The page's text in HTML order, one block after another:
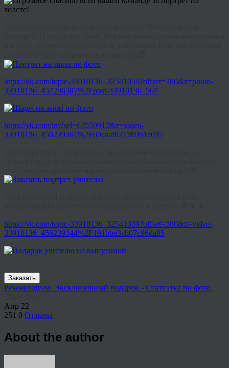
https://vk.com/topic-33910136_32541059?offset=380&z=photo-
33910136_457296387%2Fpost-33910136_567
https://vk.com/im?sel=63550912&z=video-
33910136_456239361%2F69caaf8273b9b1e037
https://vk.com/topic-33910136_32541059?offset=380&z=video-
33910136_456239344%2F191bbe3cb07c96da85
Заказать
Рекомендуем: Эксклюзивный подарок - Статуэтка по фото.
Апр 22
251 0 Отзывы
About the author